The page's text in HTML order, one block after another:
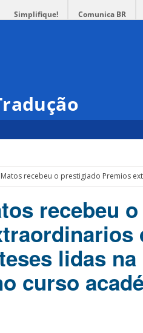
Simplifique! Comunica BR
recebeu o prestigiado Premios
recebeu o
lidas na
curso